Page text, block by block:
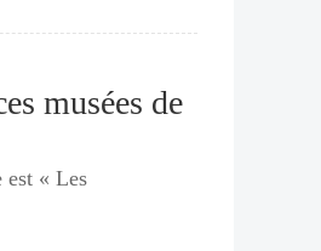
musées de
est « Les